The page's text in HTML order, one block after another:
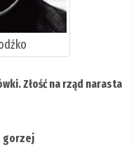
Złość na rząd narasta
gorzej